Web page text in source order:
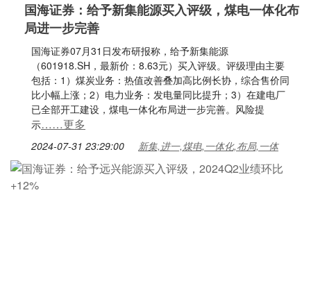
国海证券：给予新集能源买入评级，煤电一体化布
局进一步完善
国海证券07月31日发布研报称，给予新集能源
（601918.SH，最新价：8.63元）买入评级。评级理由主要
包括：1）煤炭业务：热值改善叠加高比例长协，综合售价同
比小幅上涨；2）电力业务：发电量同比提升；3）在建电厂
已全部开工建设，煤电一体化布局进一步完善。风险提
示……更多
2024-07-31 23:29:00 新集,进一,煤电,一体化,布局,一体